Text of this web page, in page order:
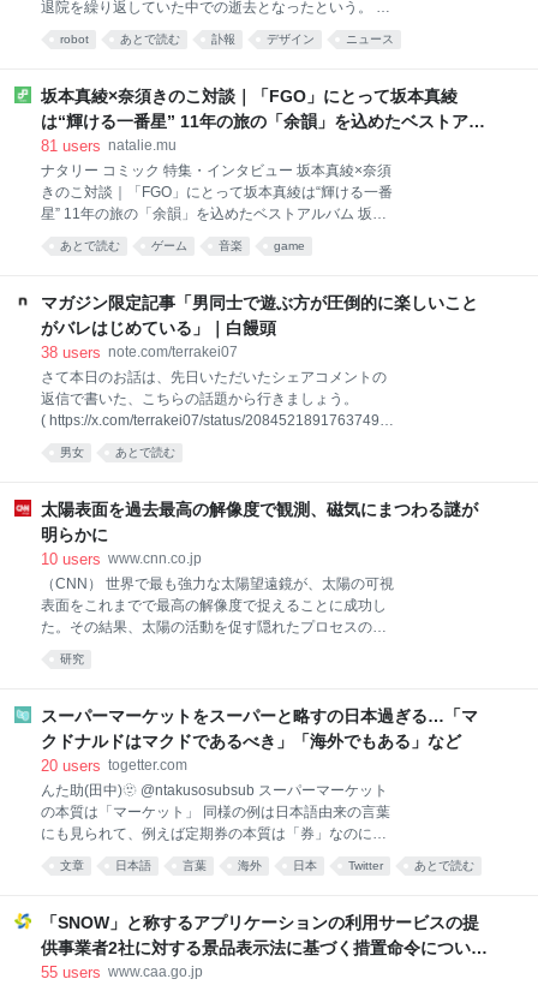
していたという。 熊日が入手した「個人BSD（ベーシ
ックソースデータ）報告書」や添付資料の内容を確認
味、嗜好［しこう］などが一
退院を繰り返していた中での逝去となったという。 私
は1996年、村上さんがバンダイに在籍していた頃に初
めて取材を行い、それから約30年間にわたって様々な
「オール・アバウト村上克司 特撮・ロボット工業デザ
インアート集」の構成と執筆も行なっている。 おそら
く、ここまで長期に渡って村上さんの取材を行なって
のたびの訃報をまだ受け止めきれていないのも事実
だ。とはいえ、今だからこそ村上さんの功績を記すべ
きであると思い、気持ちを奮い立たせながら、この稿
を記すことにしたい。 村上さんの功績 村上さんは
会社ポ
robot あとで読む 訃報 デザイン ニュース
坂本真綾×奈須きのこ対談｜「FGO」にとって坂本真綾
は“輝ける一番星” 11年の旅の「余韻」を込めたベストアル
バム - コミックナタリー 特集・インタビュー
81 users natalie.mu
ナタリー コミック 特集・インタビュー 坂本真綾×奈須
きのこ対談｜「FGO」にとって坂本真綾は“輝ける一番
星” 11年の旅の「余韻」を込めたベストアルバム 坂本
真綾「『Fate/Grand Order』主題歌ベストアルバム 余
韻」 PR 2026年8月6日 坂本真綾がスマートフォン向
ために手がけてきた主題歌を収録した「『Fate/Grand
Order』主題歌ベストアルバム 余韻」が、7月29日に
発売された。同作は、2015年の「FGO」リリースに合
た「FGO」第2部終章の主題歌「時計」まで、坂本と
「FGO」11年間の歩みを1枚にまとめたベスト盤だ。
コミックナタリーではベストアルバムのリリースを記
念して、坂本と、「FGO」のシナリオや総監督を務め
あとで読む ゲーム 音楽 game
マガジン限定記事「男同士で遊ぶ方が圧倒的に楽しいこと
がバレはじめている」｜白饅頭
38 users note.com/terrakei07
さて本日のお話は、先日いただいたシェアコメントの
返信で書いた、こちらの話題から行きましょう。
( https://x.com/terrakei07/status/20845218917637493
23 より引用 ) 「意外と知られていないが『男同士の
アクティビティ』がじつは滅茶苦茶楽しい」 ――とい
りを読者から先月いただいたので、今日はまずそちら
をご紹介したいと思います。 >
https://x.com/terrakei07/status/2079121047111229874
突き放されたころ（2010年代）は、まだ男たちは恋愛
市場に残りたいという欲求を持っていたのですが、バ
ーベキューをやってみたら意外に楽しくてどうでもよ
くなっちゃったのが2020年代。 先生のツイートで書
男女 あとで読む
太陽表面を過去最高の解像度で観測、磁気にまつわる謎が
明らかに
10 users www.cnn.co.jp
（CNN） 世界で最も強力な太陽望遠鏡が、太陽の可視
表面をこれまでで最高の解像度で捉えることに成功し
た。その結果、太陽の活動を促す隠れたプロセスの存
在が明らかになった。 科学者たちは、ハワイ・マウイ
島の火山ハレアカラ山頂近くに設置された米国立科学
用いて、磁気活動が活発な黒点付近を詳細に観測し
た。黒点は太陽活動が盛んな領域と考えられている。
今回の画像とズームアップ映像は、太陽の複雑でダイ
光球とは、磁場と流体プラズマの流れによって形作ら
れた、大気の薄い層として存在する太陽の可視表面を
指す。 詳細な画像とコンピューターシミュレーション
を組み合わせた結果、研究者たちは太陽物理学におけ
の生活にも直接影響を及
研究
スーパーマーケットをスーパーと略すの日本過ぎる…「マ
クドナルドはマクドであるべき」「海外でもある」など
20 users togetter.com
んた助(田中)🫥 @ntakusosubsub スーパーマーケット
の本質は「マーケット」 同様の例は日本語由来の言葉
にも見られて、例えば定期券の本質は「券」なのに
「定期」と略される 「マーケット」や「券」は他にも
色々あるので、区別するために特徴的な「スーパー」
2026-07-30 18:42:16
文章 日本語 言葉 海外 日本 Twitter あとで読む
「SNOW」と称するアプリケーションの利用サービスの提
供事業者2社に対する景品表示法に基づく措置命令について
| 消費者庁
55 users www.caa.go.jp